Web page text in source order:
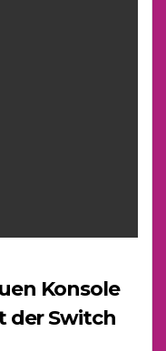
Konsole
der Switch